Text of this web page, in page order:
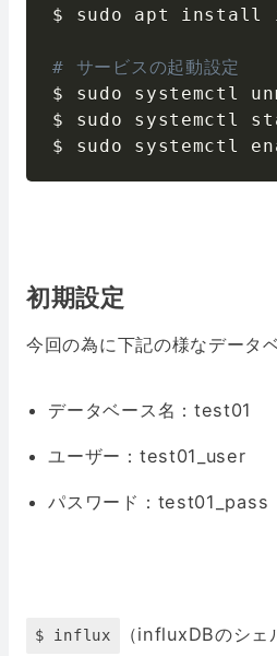
$ sudo apt install
# サービスの起動設定
$ sudo systemctl
$ sudo systemctl
$ sudo systemctl
初期設定
今回の為に下記の様なデータ
データベース名：test01
ユーザー：test01_user
パスワード：test01_pass
$ influx （influxDBのシェ